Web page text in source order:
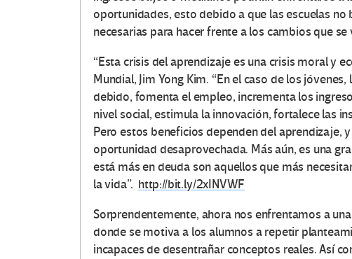
oportunidades, esto debido a que las escuelas
necesarias para hacer frente a los cambios que
“Esta crisis del aprendizaje es una crisis moral y
Mundial, Jim Yong Kim. “En el caso de los
debido, fomenta el empleo, incrementa los
nivel social, estimula la innovación, fortalece las
Pero estos beneficios dependen del aprendizaje,
oportunidad desaprovechada. Más aún, es una
está más en deuda son aquellos que más
la vida”. http://bit.ly/2xINVWF
Sorprendentemente, ahora nos enfrentamos a
donde se motiva a los alumnos a repetir
incapaces de desentrañar conceptos reales. Así